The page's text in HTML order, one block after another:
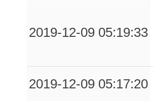
2019-12-09 05:19:33
2019-12-09 05:17:20